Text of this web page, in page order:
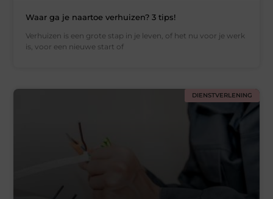
Waar ga je naartoe verhuizen? 3 tips!
Verhuizen is een grote stap in je leven, of het nu voor je werk
is, voor een nieuwe start of
DIENSTVERLENING